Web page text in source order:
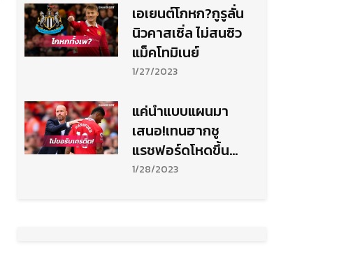
เอเยนต์โกหก?กูรูลั่น
นิวคาสเซิ่ล ไม่สนซิว
แม็คโทมิเนย์
1/27/2023
แค่นำแบบแผนมา
เสนอ!เทนฮากชู
แรชฟอร์ดโหดขึ้น
เพราะเจ้าตัวล้วนๆ
1/28/2023